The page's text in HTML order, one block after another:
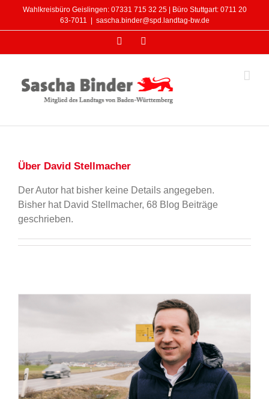
Wahlkreisbüro Geislingen: 07331 715 32 25 | Büro Stuttgart: 0711 20
63-7011
sascha.binder@spd.landtag-bw.de
Facebook
Über David Stellmacher
Der Autor hat bisher keine Details angegeben.
Bisher hat David Stellmacher, 68 Blog Beiträge
geschrieben.